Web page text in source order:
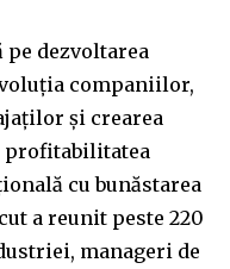
11,243
pe dezvoltarea
companiilor,
și crearea
profitabilitatea
cu bunăstarea
a reunit peste 220
manageri de